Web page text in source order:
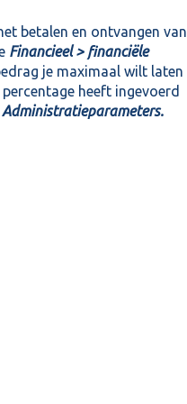
betalen en ontvangen van
Financieel > financiële
je maximaal wilt laten
heeft ingevoerd